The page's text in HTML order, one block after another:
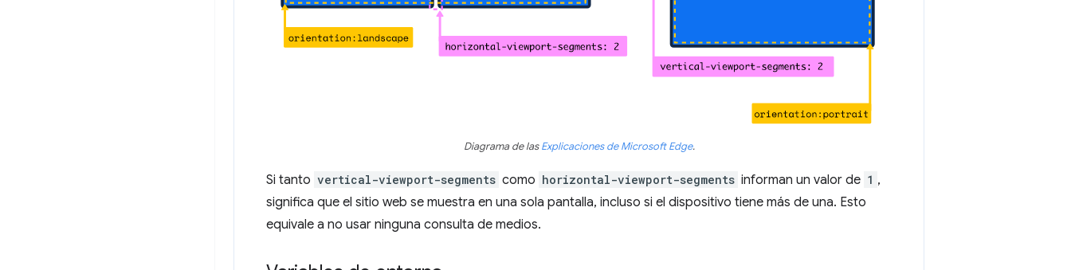
Diagrama de lasExplicaciones de Microsoft Edge.
Si tanto vertical-viewport-segments como horizontal-viewport-segments informan un valor de 1 ,
significa que el sitio web se muestra en una sola pantalla, incluso si el dispositivo tiene más de una. Esto
equivale a no usar ninguna consulta de medios.